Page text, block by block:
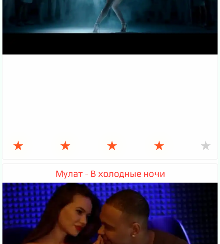
★ ★ ★ ★ ★
Мулат - В холодные ночи